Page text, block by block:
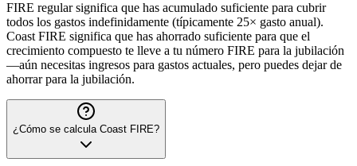
FIRE regular significa que has acumulado suficiente para cubrir
todos los gastos indefinidamente (típicamente 25× gasto anual).
Coast FIRE significa que has ahorrado suficiente para que el
crecimiento compuesto te lleve a tu número FIRE para la jubilación
—aún necesitas ingresos para gastos actuales, pero puedes dejar de
ahorrar para la jubilación.
¿Cómo se calcula Coast FIRE?